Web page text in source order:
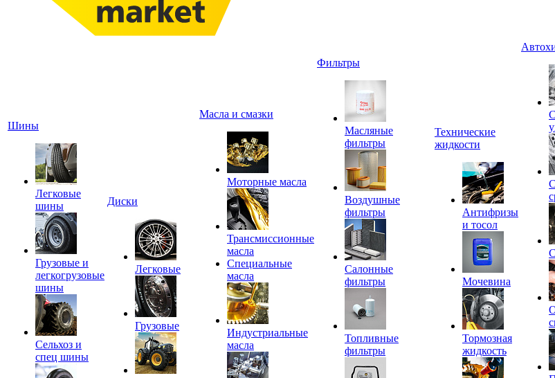
Шины
Легковые
шины
Грузовые и
легкогрузовые
шины
Сельхоз и
спец шины
Диски
Легковые
Грузовые
Масла и смазки
Моторные масла
Трансмиссионные
масла
Специальные
масла
Индустриальные
масла
Фильтры
Масляные
фильтры
Воздушные
фильтры
Салонные
фильтры
Топливные
фильтры
Технические
жидкости
Антифризы
и тосол
Мочевина
Тормозная
жидкость